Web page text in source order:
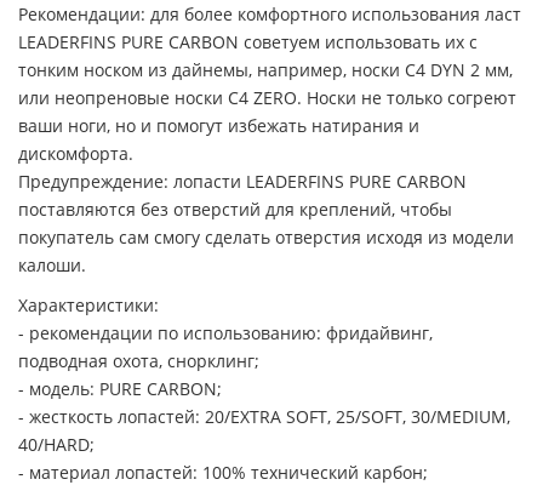
Рекомендации: для более комфортного использования ласт
LEADERFINS PURE CARBON советуем использовать их с
тонким носком из дайнемы, например, носки C4 DYN 2 мм,
или неопреновые носки C4 ZERO. Носки не только согреют
ваши ноги, но и помогут избежать натирания и
дискомфорта.
Предупреждение: лопасти LEADERFINS PURE CARBON
поставляются без отверстий для креплений, чтобы
покупатель сам смогу сделать отверстия исходя из модели
калоши.
Характеристики:
- рекомендации по использованию: фридайвинг,
подводная охота, снорклинг;
- модель: PURE CARBON;
- жесткость лопастей: 20/EXTRA SOFT, 25/SOFT, 30/MEDIUM,
40/HARD;
- материал лопастей: 100% технический карбон;